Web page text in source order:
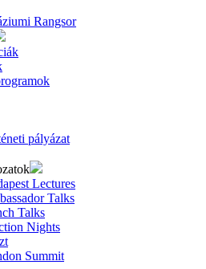
Rangsor
pályázat
Lectures
Talks
Talks
Nights
Summit